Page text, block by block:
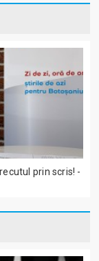
prin scris! -